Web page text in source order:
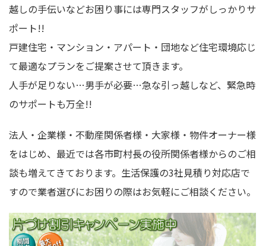
越しの手伝いなどお困り事には専門スタッフがしっかりサ
ポート!!
戸建住宅・マンション・アパート・団地など住宅環境応じ
て最適なプランをご提案させて頂きます。
人手が足りない…男手が必要…急な引っ越しなど、緊急時
のサポートも万全!!
法人・企業様・不動産関係者様・大家様・物件オーナー様
をはじめ、最近では各市町村長の役所関係者様からのご相
談も増えてきております。生活保護の3社見積り対応店で
すので業者選びにお困りの際はお気軽にご相談ください。